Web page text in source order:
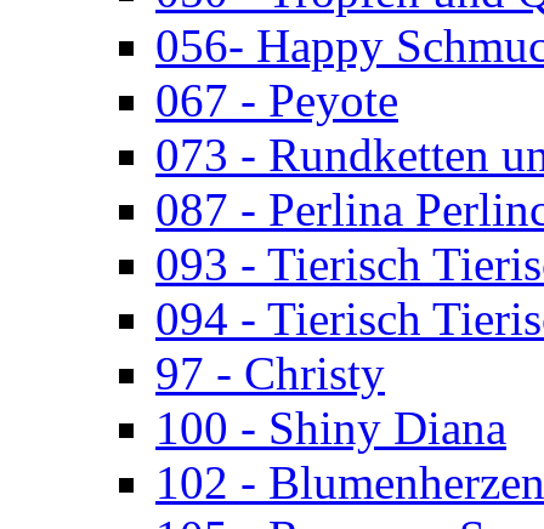
056- Happy
067 - Peyote
073 - Rundketten
087 - Perlina
093 - Tierisch
094 - Tierisch
97 - Christy
100 - Shiny Diana
102 - Blumenherzen